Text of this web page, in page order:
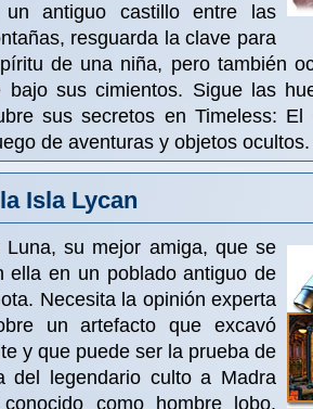
antiguo castillo entre las
resguarda la clave para
de una niña, pero también
bajo sus cimientos. Sigue las
sus secretos en Timeless: El
de aventuras y objetos ocultos.
Isla Lycan
Luna, su mejor amiga, que se
ella en un poblado antiguo de
Necesita la opinión experta
un artefacto que excavó
y que puede ser la prueba de
del legendario culto a Madra
como hombre lobo.